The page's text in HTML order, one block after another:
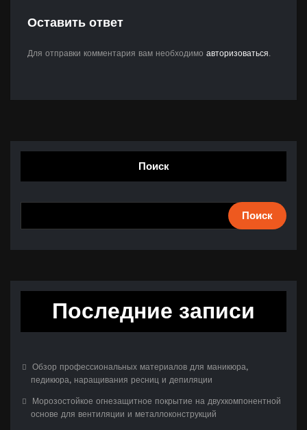
Оставить ответ
Для отправки комментария вам необходимо авторизоваться.
Поиск
Поиск
Последние записи
Обзор профессиональных материалов для маникюра,
педикюра, наращивания ресниц и депиляции
Морозостойкое огнезащитное покрытие на двухкомпонентной
основе для вентиляции и металлоконструкций